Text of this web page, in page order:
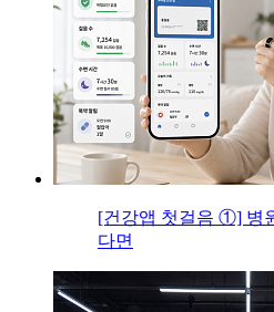
[건강앱 첫걸음 ①] 병
다면